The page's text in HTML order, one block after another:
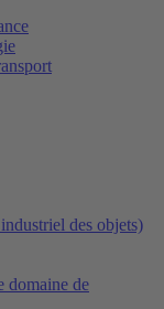
des objets)
domaine de